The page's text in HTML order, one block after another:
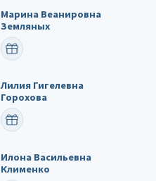
Марина Веанировна
Земляных
ПОЗДРАВИТЬ
Лилия Гигелевна
Горохова
ПОЗДРАВИТЬ
Илона Васильевна
Клименко